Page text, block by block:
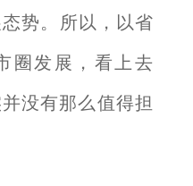
势。所以，以省
圈发展，看上去
没有那么值得担